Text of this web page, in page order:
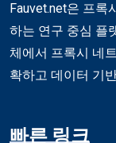
Fauvet.net은 프록
하는 연구 중심 플
체에서 프록시 네
확하고 데이터 기
빠른 링크